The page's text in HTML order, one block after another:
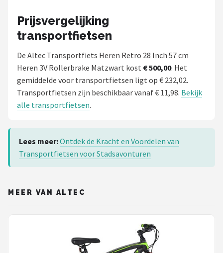
Prijsvergelijking
transportfietsen
De Altec Transportfiets Heren Retro 28 Inch 57 cm
Heren 3V Rollerbrake Matzwart kost € 500,00. Het
gemiddelde voor transportfietsen ligt op € 232,02.
Transportfietsen zijn beschikbaar vanaf € 11,98. Bekijk
alle transportfietsen.
Lees meer:Ontdek de Kracht en Voordelen van
Transportfietsen voor Stadsavonturen
MEER VAN ALTEC